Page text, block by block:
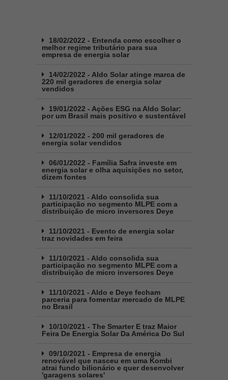
18/02/2022 - Entenda como escolher o
melhor regime tributário para sua
empresa de energia solar
14/02/2022 - Aldo Solar atinge marca de
220 mil geradores de energia solar
vendidos
19/01/2022 - Ações ESG na Aldo Solar:
por um Brasil mais positivo e sustentável
12/01/2022 - 200 mil geradores de
energia solar vendidos
06/01/2022 - Família Safra investe em
energia solar e olha aquisições no setor,
dizem fontes
11/10/2021 - Aldo consolida sua
participação no segmento MLPE com a
distribuição de micro inversores Deye
11/10/2021 - Evento de energia solar
traz novidades em feira
11/10/2021 - Aldo consolida sua
participação no segmento MLPE com a
distribuição de micro inversores Deye
11/10/2021 - Aldo e Deye fecham
parceria para fomentar mercado de MLPE
no Brasil
10/10/2021 - The Smarter E traz Maior
Feira De Energia Solar Da América Do Sul
09/10/2021 - Empresa de energia
renovável que nasceu em uma Kombi
atrai fundo bilionário e quer desenvolver
'garagens solares'